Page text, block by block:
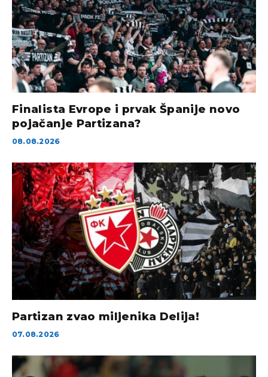
Finalista Evrope i prvak Španije novo
pojačanje Partizana?
08.08.2026
Partizan zvao miljenika Delija!
07.08.2026